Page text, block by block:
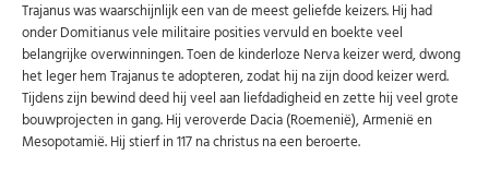
U kunt zich op elk moment weer afmelden via de nieuwsbrief.
Uw gegevens worden niet gedeeld met derden
Niet meer opnieuw tonen.
Trajanus was waarschijnlijk een van de meest geliefde keizers. Hij had
onder Domitianus vele militaire posities vervuld en boekte veel
belangrijke overwinningen. Toen de kinderloze Nerva keizer werd, dwong
het leger hem Trajanus te adopteren, zodat hij na zijn dood keizer werd.
Tijdens zijn bewind deed hij veel aan liefdadigheid en zette hij veel grote
bouwprojecten in gang. Hij veroverde Dacia (Roemenië), Armenië en
Mesopotamië. Hij stierf in 117 na christus na een beroerte.